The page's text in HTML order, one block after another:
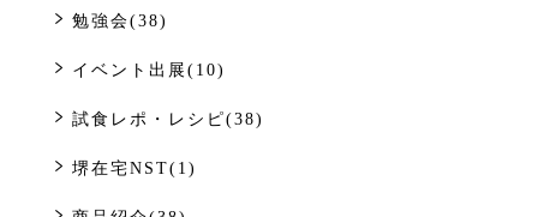
勉強会(38)
イベント出展(10)
試食レポ・レシピ(38)
堺在宅NST(1)